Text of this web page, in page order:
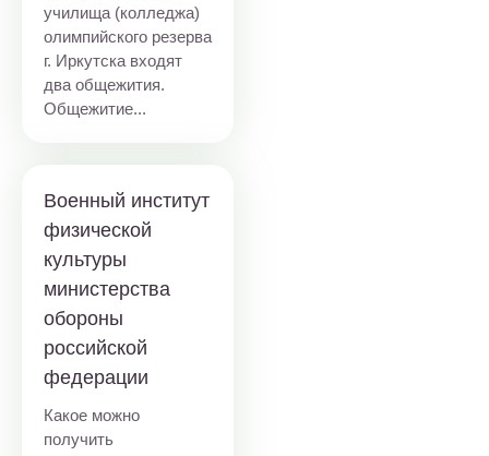
училища (колледжа)
олимпийского резерва
г. Иркутска входят
два общежития.
Общежитие...
Военный институт
физической
культуры
министерства
обороны
российской
федерации
Какое можно
получить